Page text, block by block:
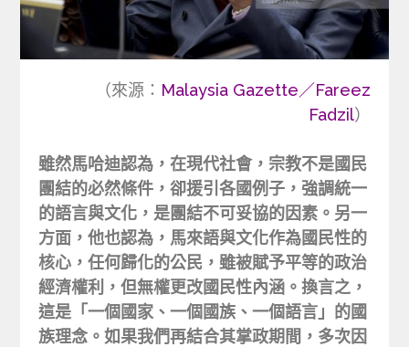
（來源： Malaysia Gazette／Fareez
Fadzil）
雖然馬哈迪認為，在現代社會，宗教不是國民
團結的必然條件，卻援引各國例子，強調統一
的語言與文化，是團結不可妥協的因素。另一
方面，他也認為，馬來語與文化作為國民性的
核心，任何歸化的公民，雖被賦予平等的政治
經濟權利，但無權更改國民性內涵。換言之，
這是「一個國家、一個國族、一個語言」的國
族理念。如果我們再結合其掌政期間，多次因